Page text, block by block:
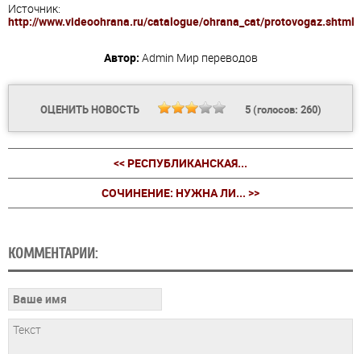
Источник:
http://www.videoohrana.ru/catalogue/ohrana_cat/protovogaz.shtml
Автор: Admin Мир переводов
ОЦЕНИТЬ НОВОСТЬ 5(голосов: 260)
<< РЕСПУБЛИКАНСКАЯ...
СОЧИНЕНИЕ: НУЖНА ЛИ... >>
КОММЕНТАРИИ: